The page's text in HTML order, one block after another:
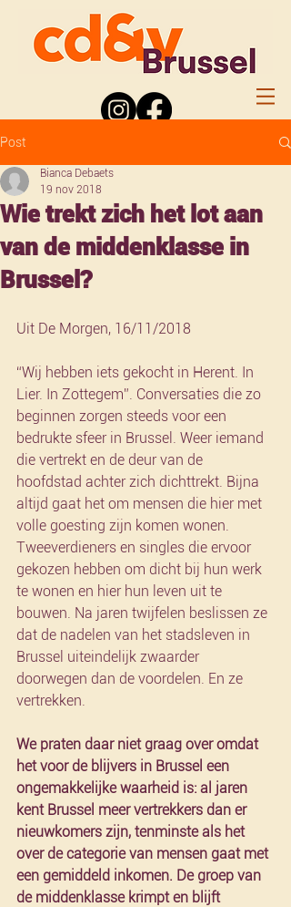
Post
Wie trekt zich het lot aan
van de middenklasse in
Brussel?
Bianca Debaets
19 nov 2018
Uit De Morgen, 16/11/2018
“Wij hebben iets gekocht in Herent. In
Lier. In Zottegem”. Conversaties die zo
beginnen zorgen steeds voor een
bedrukte sfeer in Brussel. Weer iemand
die vertrekt en de deur van de
hoofdstad achter zich dichttrekt. Bijna
altijd gaat het om mensen die hier met
volle goesting zijn komen wonen.
Tweeverdieners en singles die ervoor
gekozen hebben om dicht bij hun werk
te wonen en hier hun leven uit te
bouwen. Na jaren twijfelen beslissen ze
dat de nadelen van het stadsleven in
Brussel uiteindelijk zwaarder
doorwegen dan de voordelen. En ze
vertrekken.
We praten daar niet graag over omdat
het voor de blijvers in Brussel een
ongemakkelijke waarheid is: al jaren
kent Brussel meer vertrekkers dan er
nieuwkomers zijn, tenminste als het
over de categorie van mensen gaat met
een gemiddeld inkomen. De groep van
de middenklasse krimpt en blijft